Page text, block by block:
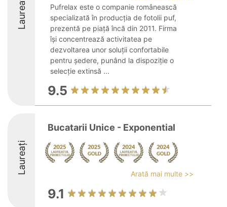
Laureați
Pufrelax este o companie românească
specializată în producția de fotolii puf,
prezentă pe piață încă din 2011. Firma
își concentrează activitatea pe
dezvoltarea unor soluții confortabile
pentru ședere, punând la dispoziție o
selecție extinsă ...
9.5
Laureați
Bucatarii Unice - Exponential
Arată mai multe >>
9.1